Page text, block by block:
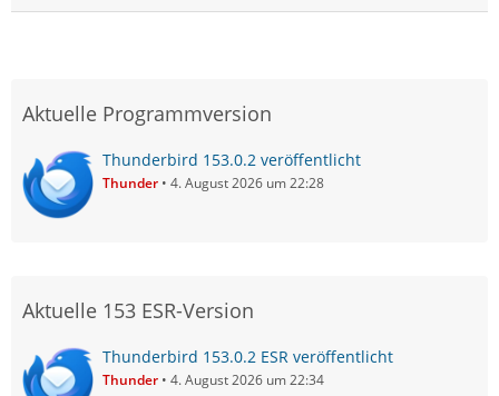
Aktuelle Programmversion
Thunderbird 153.0.2 veröffentlicht
Thunder 4. August 2026 um 22:28
Aktuelle 153 ESR-Version
Thunderbird 153.0.2 ESR veröffentlicht
Thunder 4. August 2026 um 22:34